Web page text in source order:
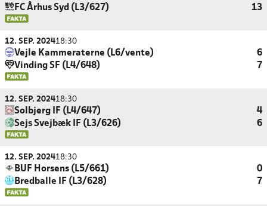
FC Århus Syd (L3/627)
13
12. SEP. 202418:30
Vejle Kammeraterne (L6/vente)
6
Vinding SF (L4/648)
7
12. SEP. 202418:30
Solbjerg IF (L4/647)
4
Sejs Svejbæk IF (L3/626)
6
12. SEP. 202418:30
BUF Horsens (L5/661)
0
Bredballe IF (L3/628)
7